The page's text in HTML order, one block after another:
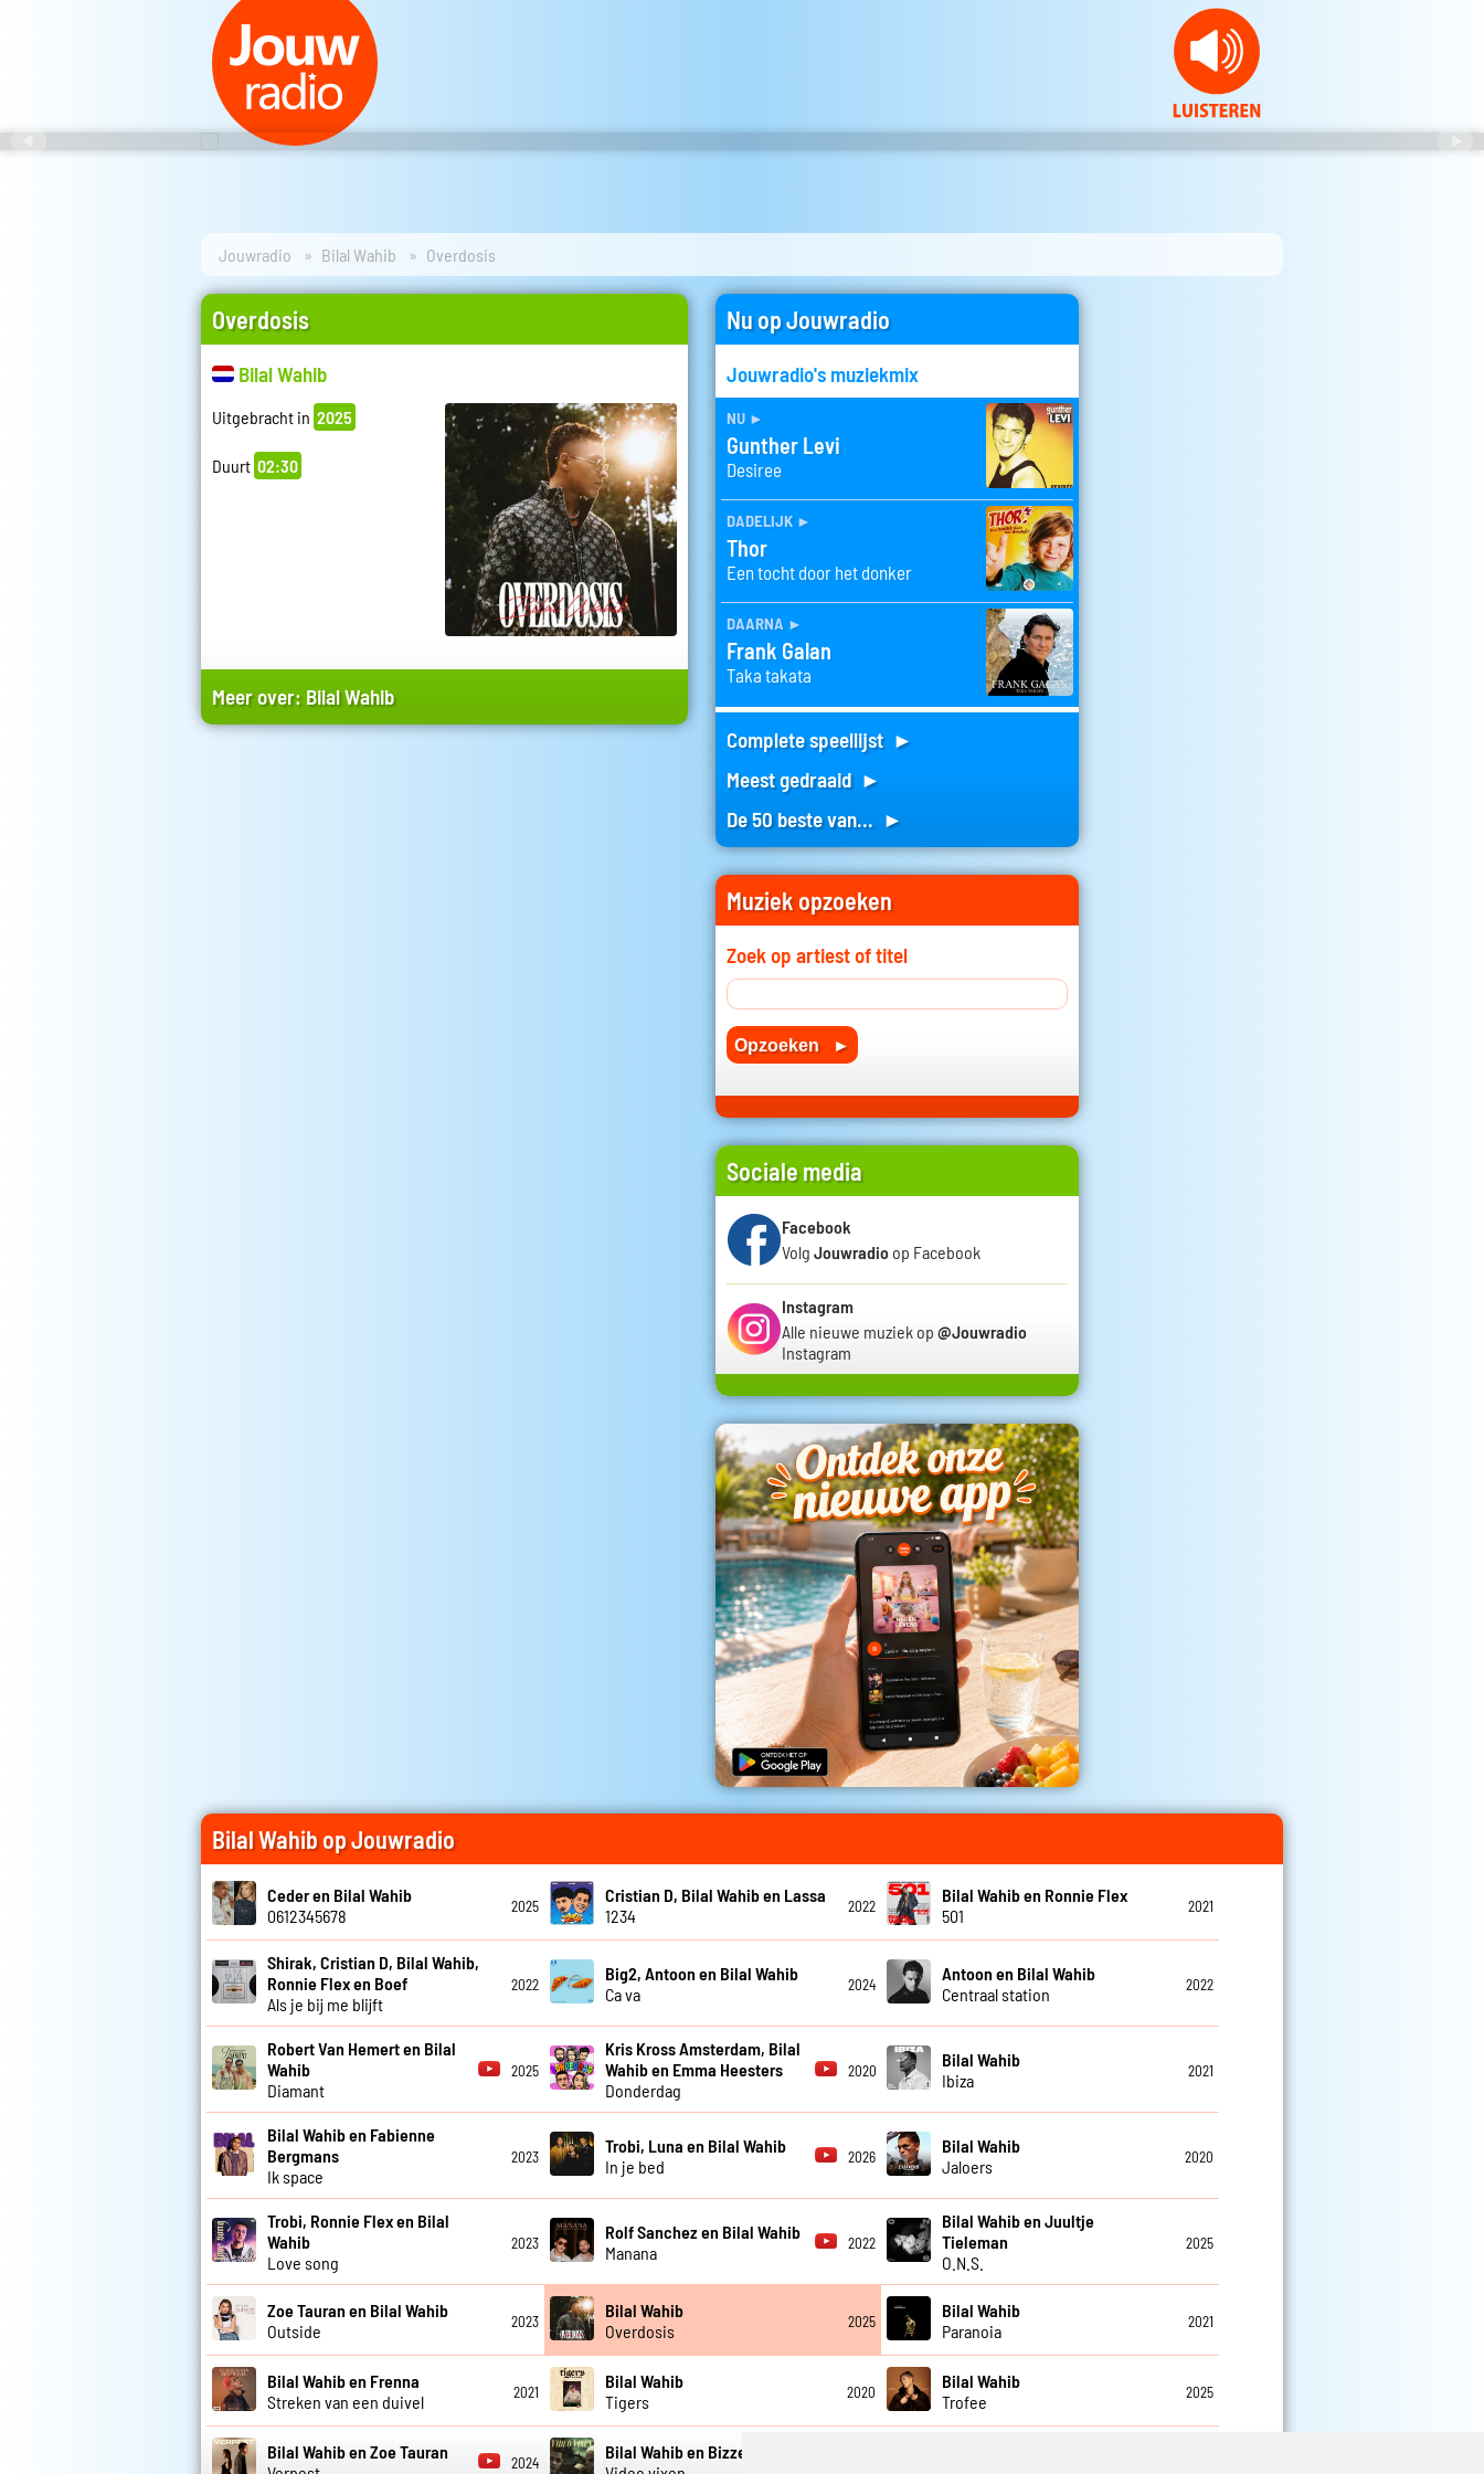
Jouwradio Bilal Wahib Overdosis
Overdosis
Bilal Wahib
Uitgebracht in 2025
Duurt 02:30
Meer over: Bilal Wahib
Nu op Jouwradio
Jouwradio's muziekmix
nu ►
Gunther Levi
Desiree
dadelijk ►
Thor
Een tocht door het donker
daarna ►
Frank Galan
Taka takata
Complete speellijst ►
Meest gedraaid ►
De 50 beste van... ►
Muziek opzoeken
Zoek op artiest of titel
Sociale media
Facebook
Volg Jouwradio op Facebook
Instagram
Alle nieuwe muziek op @Jouwradio
Instagram
Bilal Wahib op Jouwradio
Ceder en Bilal Wahib
0612345678
2025
Cristian D, Bilal Wahib en Lassa
1234
2022
Bilal Wahib en Ronnie Flex
501
2021
Shirak, Cristian D, Bilal Wahib,
Ronnie Flex en Boef
Als je bij me blijft
2022
Big2, Antoon en Bilal Wahib
Ca va
2024
Antoon en Bilal Wahib
Centraal station
2022
Robert Van Hemert en Bilal
Wahib
Diamant
2025
Kris Kross Amsterdam, Bilal
Wahib en Emma Heesters
Donderdag
2020
Bilal Wahib
Ibiza
2021
Bilal Wahib en Fabienne
Bergmans
Ik space
2023
Trobi, Luna en Bilal Wahib
In je bed
2026
Bilal Wahib
Jaloers
2020
Trobi, Ronnie Flex en Bilal
Wahib
Love song
2023
Rolf Sanchez en Bilal Wahib
Manana
2022
Bilal Wahib en Juultje
Tieleman
O.N.S.
2025
Zoe Tauran en Bilal Wahib
Outside
2023
Bilal Wahib
Overdosis
2025
Bilal Wahib
Paranoia
2021
Bilal Wahib en Frenna
Streken van een duivel
2021
Bilal Wahib
Tigers
2020
Bilal Wahib
Trofee
2025
Bilal Wahib en Zoe Tauran
2024
Bilal Wahib en Bizzey